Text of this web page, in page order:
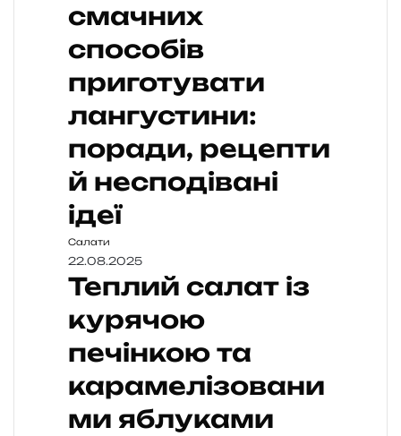
смачних
способів
приготувати
лангустини:
поради, рецепти
й несподівані
ідеї
Салати
22.08.2025
Теплий салат із
курячою
печінкою та
карамелізовани
ми яблуками